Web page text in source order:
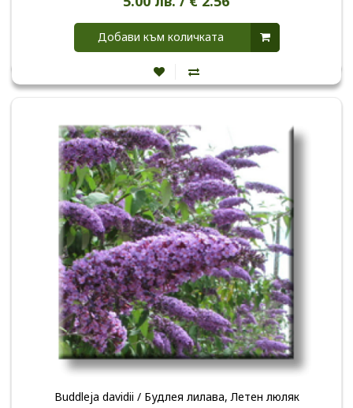
Добави към количката
Buddleja davidii / Будлея лилава, Летен люляк